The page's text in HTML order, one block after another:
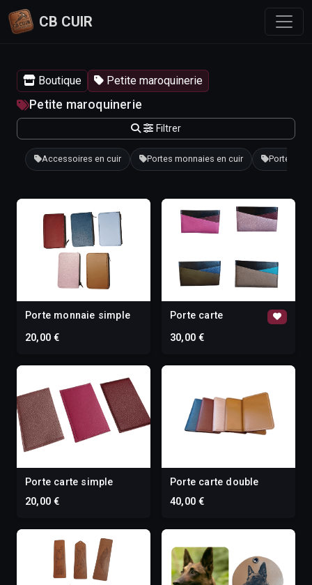
CB CUIR
Boutique Petite maroquinerie
Petite maroquinerie
Filtrer
Accessoires en cuir Portes monnaies en cuir Portes
Porte monnaie simple
20,00 €
Porte carte
30,00 €
Porte carte simple
20,00 €
Porte carte double
40,00 €